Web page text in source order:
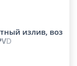
излив, воз
VD